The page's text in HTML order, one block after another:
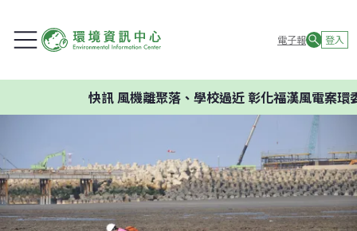
電子報 登入
風機離聚落、學校過近 彰化福漢風電案環委建議